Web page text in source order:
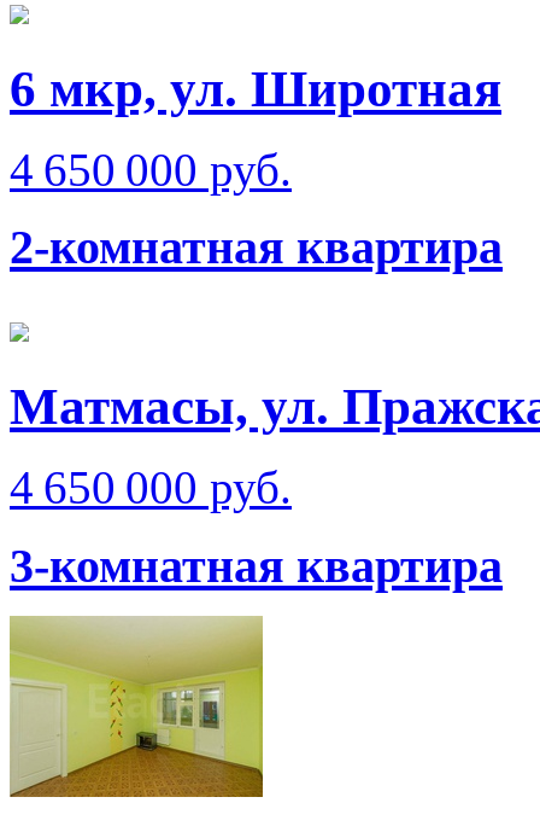
6 мкр, ул. Широтная
4 650 000 руб.
2-комнатная квартира
Матмаcы, ул.
4 650 000 руб.
3-комнатная квартира